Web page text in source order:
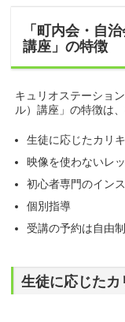
「町内会・自
講座」の特徴
キュリオステーショ
ル）講座」の特徴は
生徒に応じたカリ
映像を使わないレ
初心者専門のイン
個別指導
受講の予約は自由制
生徒に応じた